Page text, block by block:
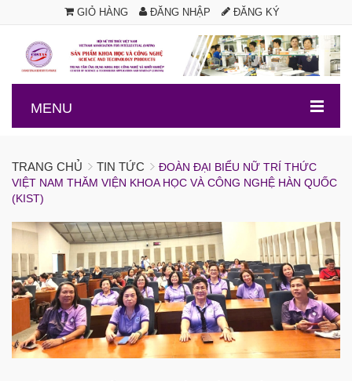
GIỎ HÀNG ĐĂNG NHẬP ĐĂNG KÝ
.
MENU
TRANG CHỦ TIN TỨC
ĐOÀN ĐẠI BIỂU NỮ TRÍ THỨC
VIỆT NAM THĂM VIỆN KHOA HỌC VÀ CÔNG NGHỆ HÀN QUỐC
(KIST)